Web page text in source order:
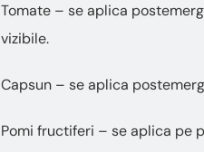
Tomate – se aplica
vizibile.
Capsun – se aplica
Pomi fructiferi – se aplica pe